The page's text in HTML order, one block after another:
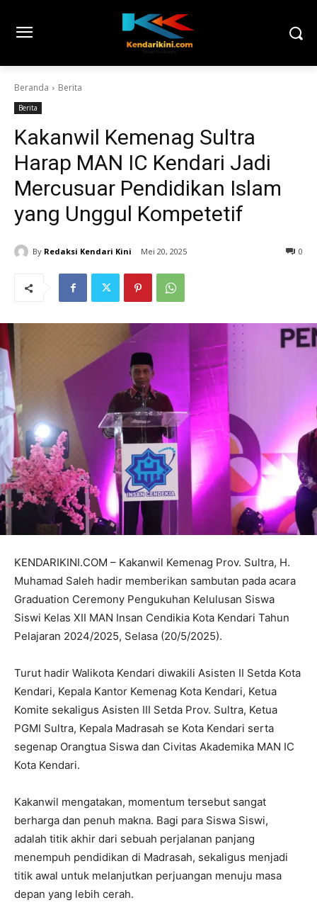
Beranda Berita
Berita
Kakanwil Kemenag Sultra
Harap MAN IC Kendari Jadi
Mercusuar Pendidikan Islam
yang Unggul Kompetetif
By Redaksi Kendari Kini Mei 20, 2025 0
KENDARIKINI.COM – Kakanwil Kemenag Prov. Sultra, H.
Muhamad Saleh hadir memberikan sambutan pada acara
Graduation Ceremony Pengukuhan Kelulusan Siswa
Siswi Kelas XII MAN Insan Cendikia Kota Kendari Tahun
Pelajaran 2024/2025, Selasa (20/5/2025).
Turut hadir Walikota Kendari diwakili Asisten II Setda Kota
Kendari, Kepala Kantor Kemenag Kota Kendari, Ketua
Komite sekaligus Asisten III Setda Prov. Sultra, Ketua
PGMI Sultra, Kepala Madrasah se Kota Kendari serta
segenap Orangtua Siswa dan Civitas Akademika MAN IC
Kota Kendari.
Kakanwil mengatakan, momentum tersebut sangat
berharga dan penuh makna. Bagi para Siswa Siswi,
adalah titik akhir dari sebuah perjalanan panjang
menempuh pendidikan di Madrasah, sekaligus menjadi
titik awal untuk melanjutkan perjuangan menuju masa
depan yang lebih cerah.